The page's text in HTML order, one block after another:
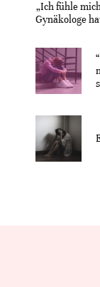
„Ich fühle
Gynäkologe